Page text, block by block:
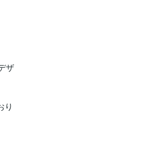
ザ
り